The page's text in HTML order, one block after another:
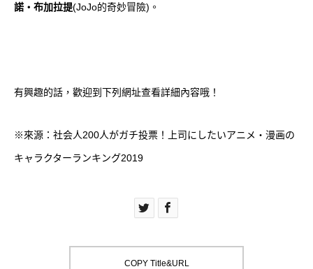
諾 ・ 布加拉提(JoJo的奇妙冒險)。
有興趣的話，歡迎到下列網址查看詳細內容哦！
※來源： 社会人200人がガチ投票！上司にしたいアニメ・漫画の
キャラクターランキング2019
COPY Title&URL